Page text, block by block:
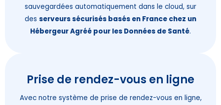
sauvegardées automatiquement dans le cloud, sur
des serveurs sécurisés basés en France chez un
Hébergeur Agréé pour les Données de Santé.
Prise de rendez-vous en ligne
Avec notre système de prise de rendez-vous en ligne,